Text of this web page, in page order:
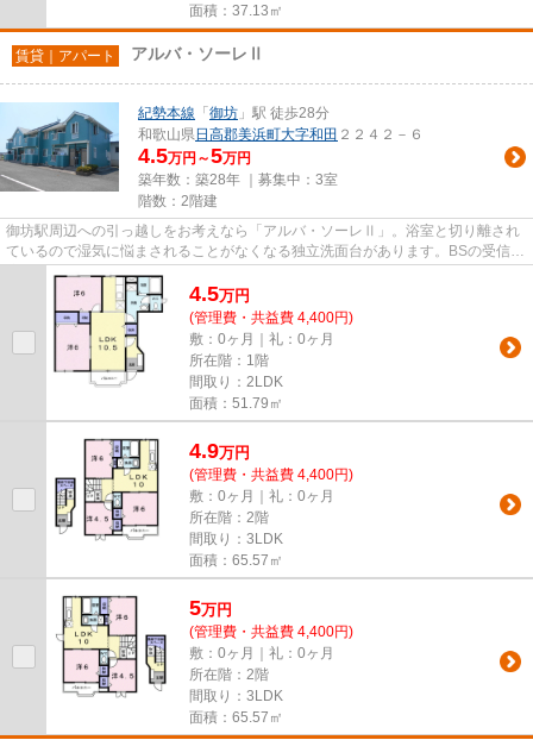
面積：37.13㎡
賃貸｜アパート アルバ・ソーレⅡ
紀勢本線 「 御坊 」駅 徒歩28分
和歌山県日高郡美浜町大字和田 ２２４２－６
4.5万円～5万円
築年数：築28年 ｜募集中： 3室
階数：2階建
御坊駅周辺への引っ越しをお考えなら「アルバ・ソーレⅡ」。浴室と切り離され
ているので湿気に悩まされることがなくなる独立洗面台があります。BSの受信環
境は整っているので、BS加入後...
4.5万円
(管理費・共益費 4,400円)
敷：0ヶ月｜礼：0ヶ月
所在階：1階
間取り：2LDK
面積：51.79㎡
4.9万円
(管理費・共益費 4,400円)
敷：0ヶ月｜礼：0ヶ月
所在階：2階
間取り：3LDK
面積：65.57㎡
5万円
(管理費・共益費 4,400円)
敷：0ヶ月｜礼：0ヶ月
所在階：2階
間取り：3LDK
面積：65.57㎡